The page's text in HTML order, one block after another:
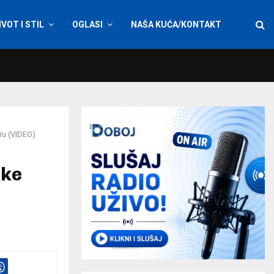
I STIL OGLASI NAŠA KUĆA/KONTAKT
(VIDEO)